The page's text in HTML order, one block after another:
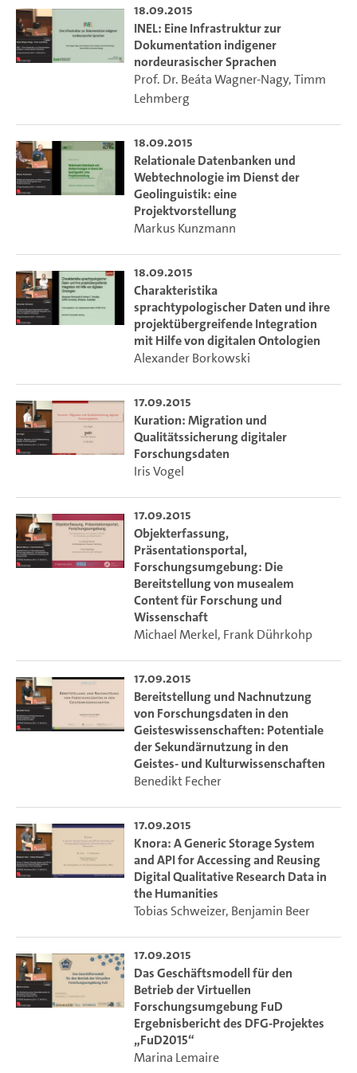
18.09.2015
INEL: Eine Infrastruktur zur
Dokumentation indigener
nordeurasischer Sprachen
Prof. Dr. Beáta Wagner-Nagy,Timm
Lehmberg
18.09.2015
Relationale Datenbanken und
Webtechnologie im Dienst der
Geolinguistik: eine
Projektvorstellung
Markus Kunzmann
18.09.2015
Charakteristika
sprachtypologischer Daten und ihre
projektübergreifende Integration
mit Hilfe von digitalen Ontologien
Alexander Borkowski
17.09.2015
Kuration: Migration und
Qualitätssicherung digitaler
Forschungsdaten
Iris Vogel
17.09.2015
Objekterfassung,
Präsentationsportal,
Forschungsumgebung: Die
Bereitstellung von musealem
Content für Forschung und
Wissenschaft
Michael Merkel, Frank Dührkohp
17.09.2015
Bereitstellung und Nachnutzung
von Forschungsdaten in den
Geisteswissenschaften: Potentiale
der Sekundärnutzung in den
Geistes- und Kulturwissenschaften
Benedikt Fecher
17.09.2015
Knora: A Generic Storage System
and API for Accessing and Reusing
Digital Qualitative Research Data in
the Humanities
Tobias Schweizer, Benjamin Beer
17.09.2015
Das Geschäftsmodell für den
Betrieb der Virtuellen
Forschungsumgebung FuD
Ergebnisbericht des DFG-Projektes
„FuD2015“
Marina Lemaire